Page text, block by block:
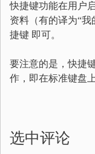
快捷键功能在用户
资料（有的译为“
捷键 即可。
要注意的是，快捷
作，即在标准键盘
选中评论